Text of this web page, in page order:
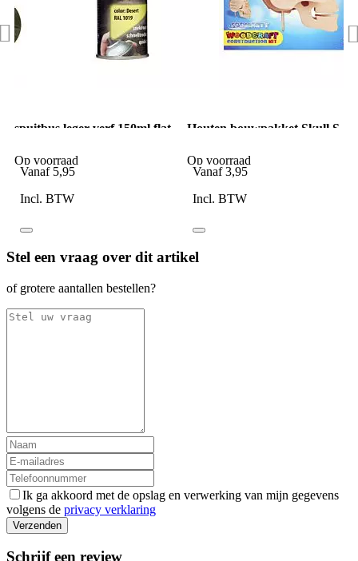
spuitbus leger verf 150ml flat
camo)
Op voorraad
Vanaf 5,95
Incl. BTW
Houten bouwpakket Skull S-
Op voorraad
Vanaf 3,95
Incl. BTW
Stel een vraag over dit artikel
of grotere aantallen bestellen?
Ik ga akkoord met de opslag en verwerking van mijn gegevens
volgens de privacy verklaring
Verzenden
Schrijf een review